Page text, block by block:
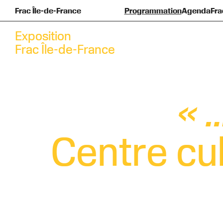
Frac Île-de-France
ProgrammationAgenda
Exposition
Frac Île-de-France
«
Centre